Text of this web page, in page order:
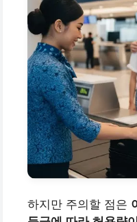
하지만 주의할 점은